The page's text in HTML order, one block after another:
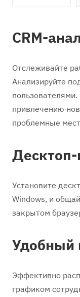
CRM-
Отслеживайте
Анализируйте
привлечению
проблемные
Установите
Windows, и
закрытом
Удобный
Эффективно
графиком